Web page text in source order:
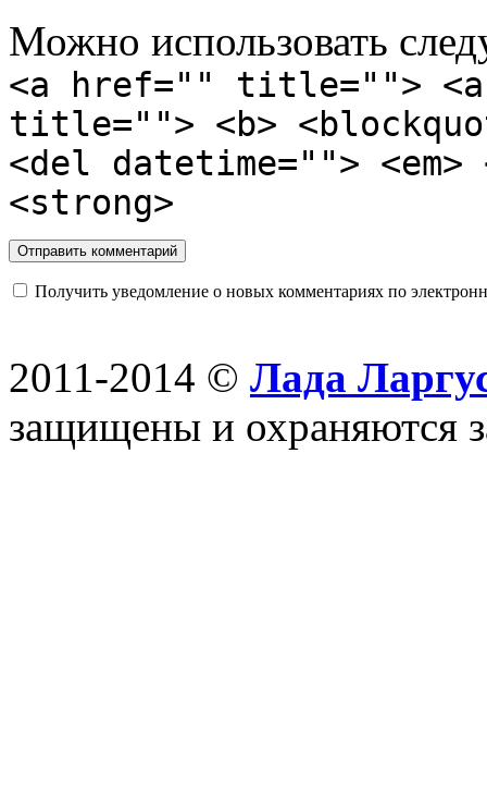
Можно использовать
<a href="" title="">
title=""> <b>
<del datetime="">
<strong>
Получить уведомление о новых комментариях по
2011-2014 © Лада
защищены и охраняются